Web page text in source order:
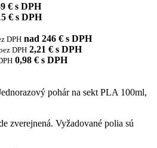
€ s DPH
€ s DPH
DPH nad 246 € s DPH
DPH 2,21 € s DPH
0,98 € s DPH
pohár na sekt PLA 100ml,
zverejnená. Vyžadované polia sú